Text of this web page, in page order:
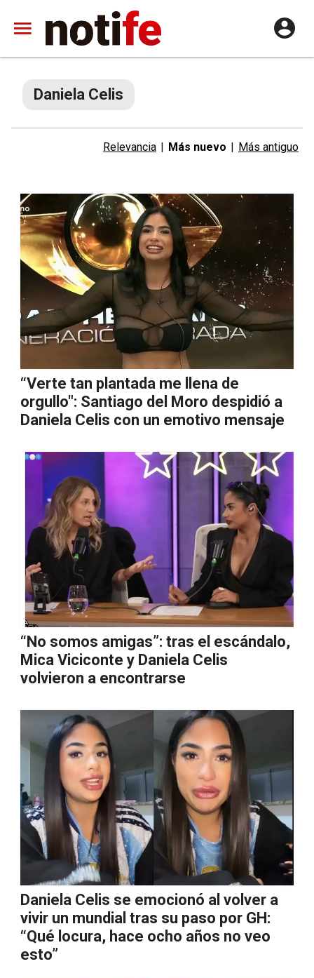
Daniela Celis
Relevancia | Más nuevo | Más antiguo
“Verte tan plantada me llena de
orgullo": Santiago del Moro despidió a
Daniela Celis con un emotivo mensaje
“No somos amigas”: tras el escándalo,
Mica Viciconte y Daniela Celis
volvieron a encontrarse
Daniela Celis se emocionó al volver a
vivir un mundial tras su paso por GH:
“Qué locura, hace ocho años no veo
esto”